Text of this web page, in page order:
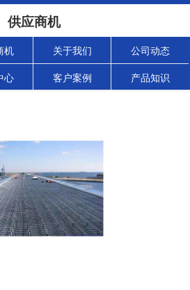
供应商机
机 关于我们 公司动态
心 客户案例 产品知识